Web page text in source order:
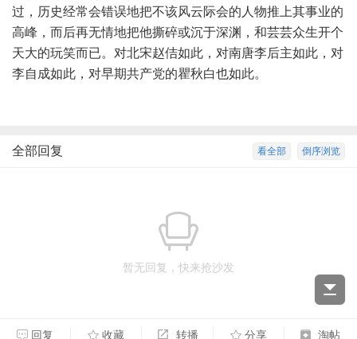
过，历史经常会错误地把不该风云际会的人物推上其事业的
高峰，而后再无情地把他撕碎或沉于深渊，和芸芸众生开个
天大的玩笑而已。对北宋赵佶如此，对南唐李后主如此，对
李自成如此，对早期共产党的瞿秋白也如此。
倒序浏览
看全部
全部回复
暂无回复，快来抢沙发
回复 收藏 转播 分享 淘帖